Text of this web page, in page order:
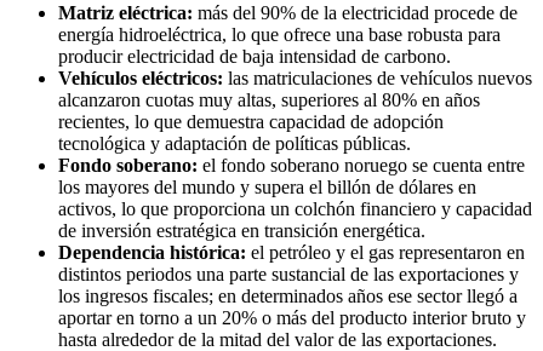
Matriz eléctrica: más del 90% de la electricidad procede de
energía hidroeléctrica, lo que ofrece una base robusta para
producir electricidad de baja intensidad de carbono.
Vehículos eléctricos: las matriculaciones de vehículos nuevos
alcanzaron cuotas muy altas, superiores al 80% en años
recientes, lo que demuestra capacidad de adopción
tecnológica y adaptación de políticas públicas.
Fondo soberano: el fondo soberano noruego se cuenta entre
los mayores del mundo y supera el billón de dólares en
activos, lo que proporciona un colchón financiero y capacidad
de inversión estratégica en transición energética.
Dependencia histórica: el petróleo y el gas representaron en
distintos periodos una parte sustancial de las exportaciones y
los ingresos fiscales; en determinados años ese sector llegó a
aportar en torno a un 20% o más del producto interior bruto y
hasta alrededor de la mitad del valor de las exportaciones.